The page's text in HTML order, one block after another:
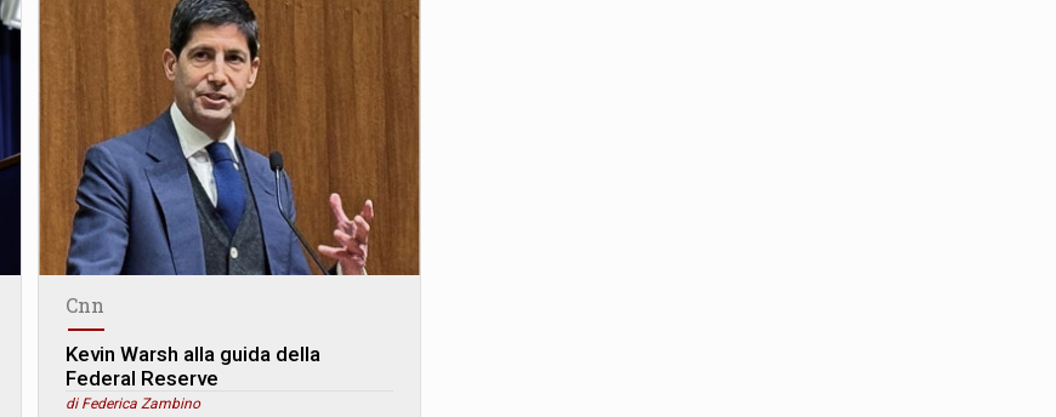
Cnn
Kevin Warsh alla guida della
Federal Reserve
di Federica Zambino